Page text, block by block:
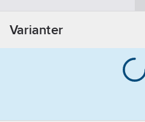
Artikelnummer:
Lev.
Varianter